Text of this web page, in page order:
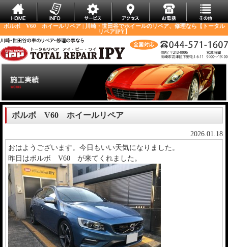
ボルボ V60 ホイールリペア | 川崎・世田谷でホイールのリペア、修理なら【トータル
リペアIPY】
ボルボ V60 ホイールリペア
2026.01.18
おはようございます。今日もいい天気になりました。
昨日はボルボ V60 が来てくれました。